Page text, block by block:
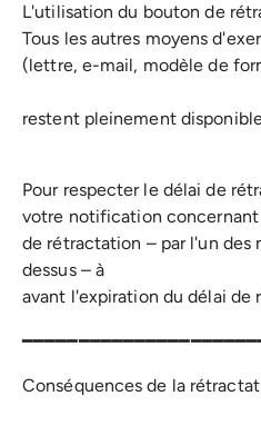
L'utilisation du bouton de
Tous les autres moyens
(lettre, e-mail, modèle de
restent pleinement
Pour respecter le délai de
votre notification
de rétractation – par l'un des
dessus – à
avant l'expiration du délai de
Conséquences de la